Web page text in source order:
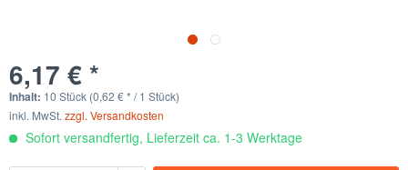
6,17 € *
Inhalt: 10 Stück (0,62 € * / 1 Stück)
inkl. MwSt. zzgl. Versandkosten
Sofort versandfertig, Lieferzeit ca. 1-3 Werktage